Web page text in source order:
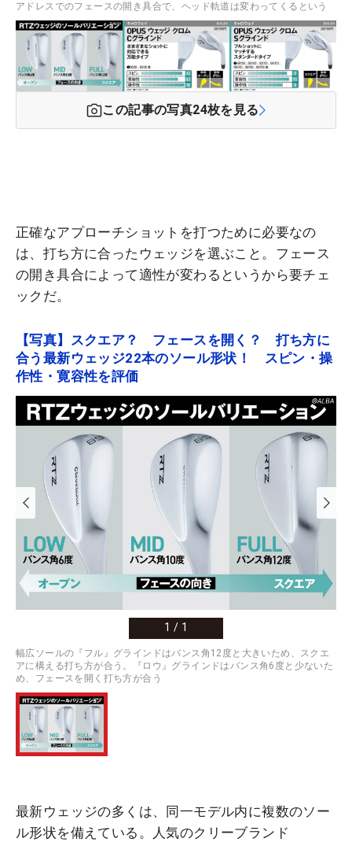
アドレスでのフェースの開き具合で、ヘッド軌道は変わってくるという
この記事の写真24枚を見る
正確なアプローチショットを打つために必要なの
は、打ち方に合ったウェッジを選ぶこと。フェース
の開き具合によって適性が変わるというから要チェ
ックだ。
【写真】スクエア？ フェースを開く？ 打ち方に
合う最新ウェッジ22本のソール形状！ スピン・操
作性・寛容性を評価
1 / 1
幅広ソールの『フル』グラインドはバンス角12度と大きいため、スクエ
アに構える打ち方が合う。『ロウ』グラインドはバンス角6度と少ないた
め、フェースを開く打ち方が合う
最新ウェッジの多くは、同一モデル内に複数のソー
ル形状を備えている。人気のクリーブランド